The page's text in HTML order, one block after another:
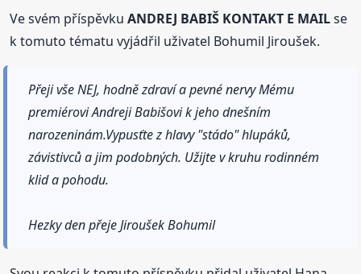
Ve svém příspěvkuANDREJ BABIŠ KONTAKT E MAILse
k tomuto tématu vyjádřil uživatel Bohumil Jiroušek.
Přeji vše NEJ, hodně zdraví a pevné nervy Mému
premiérovi Andreji Babišovi k jeho dnešním
narozeninám.Vypusťte z hlavy "stádo" hlupáků,
závistivců a jim podobných. Užijte v kruhu rodinném
klid a pohodu.
Hezky den přeje Jiroušek Bohumil